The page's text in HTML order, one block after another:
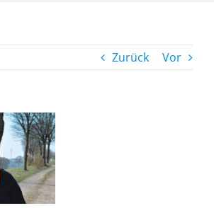
Zurück Vor